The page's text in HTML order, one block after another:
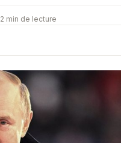
2 min de lecture